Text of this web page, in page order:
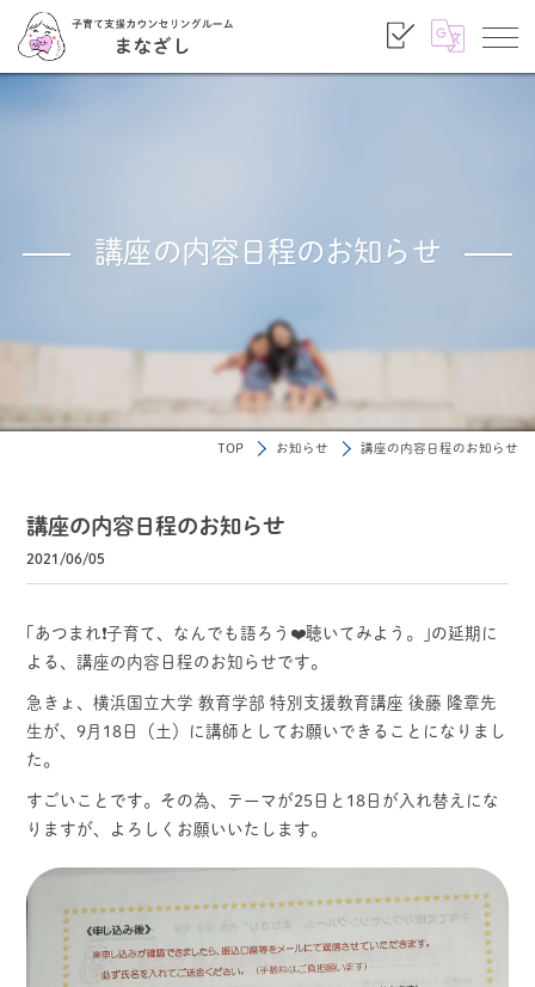
講座の内容日程のお知らせ
TOP お知らせ 講座の内容日程のお知らせ
講座の内容日程のお知らせ
2021/06/05
｢あつまれ❗️子育て、なんでも語ろう❤️聴いてみよう。｣の延期に
よる、講座の内容日程のお知らせです。
急きょ、横浜国立大学 教育学部 特別支援教育講座 後藤 隆章先
生が、9月18日（土）に講師としてお願いできることになりまし
た。
すごいことです。その為、テーマが25日と18日が入れ替えにな
りますが、よろしくお願いいたします。